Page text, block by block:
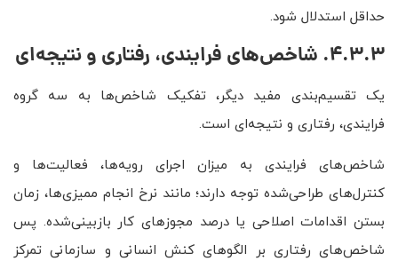
حداقل استدلال شود.
4.3.3. شاخص‌های فرایندی، رفتاری و نتیجه‌ای
یک تقسیم‌بندی مفید دیگر، تفکیک شاخص‌ها به سه گروه
فرایندی، رفتاری و نتیجه‌ای است.
شاخص‌های فرایندی به میزان اجرای رویه‌ها، فعالیت‌ها و
کنترل‌های طراحی‌شده توجه دارند؛ مانند نرخ انجام ممیزی‌ها، زمان
بستن اقدامات اصلاحی یا درصد مجوزهای کار بازبینی‌شده. پس
شاخص‌های رفتاری بر الگوهای کنش انسانی و سازمانی تمرکز